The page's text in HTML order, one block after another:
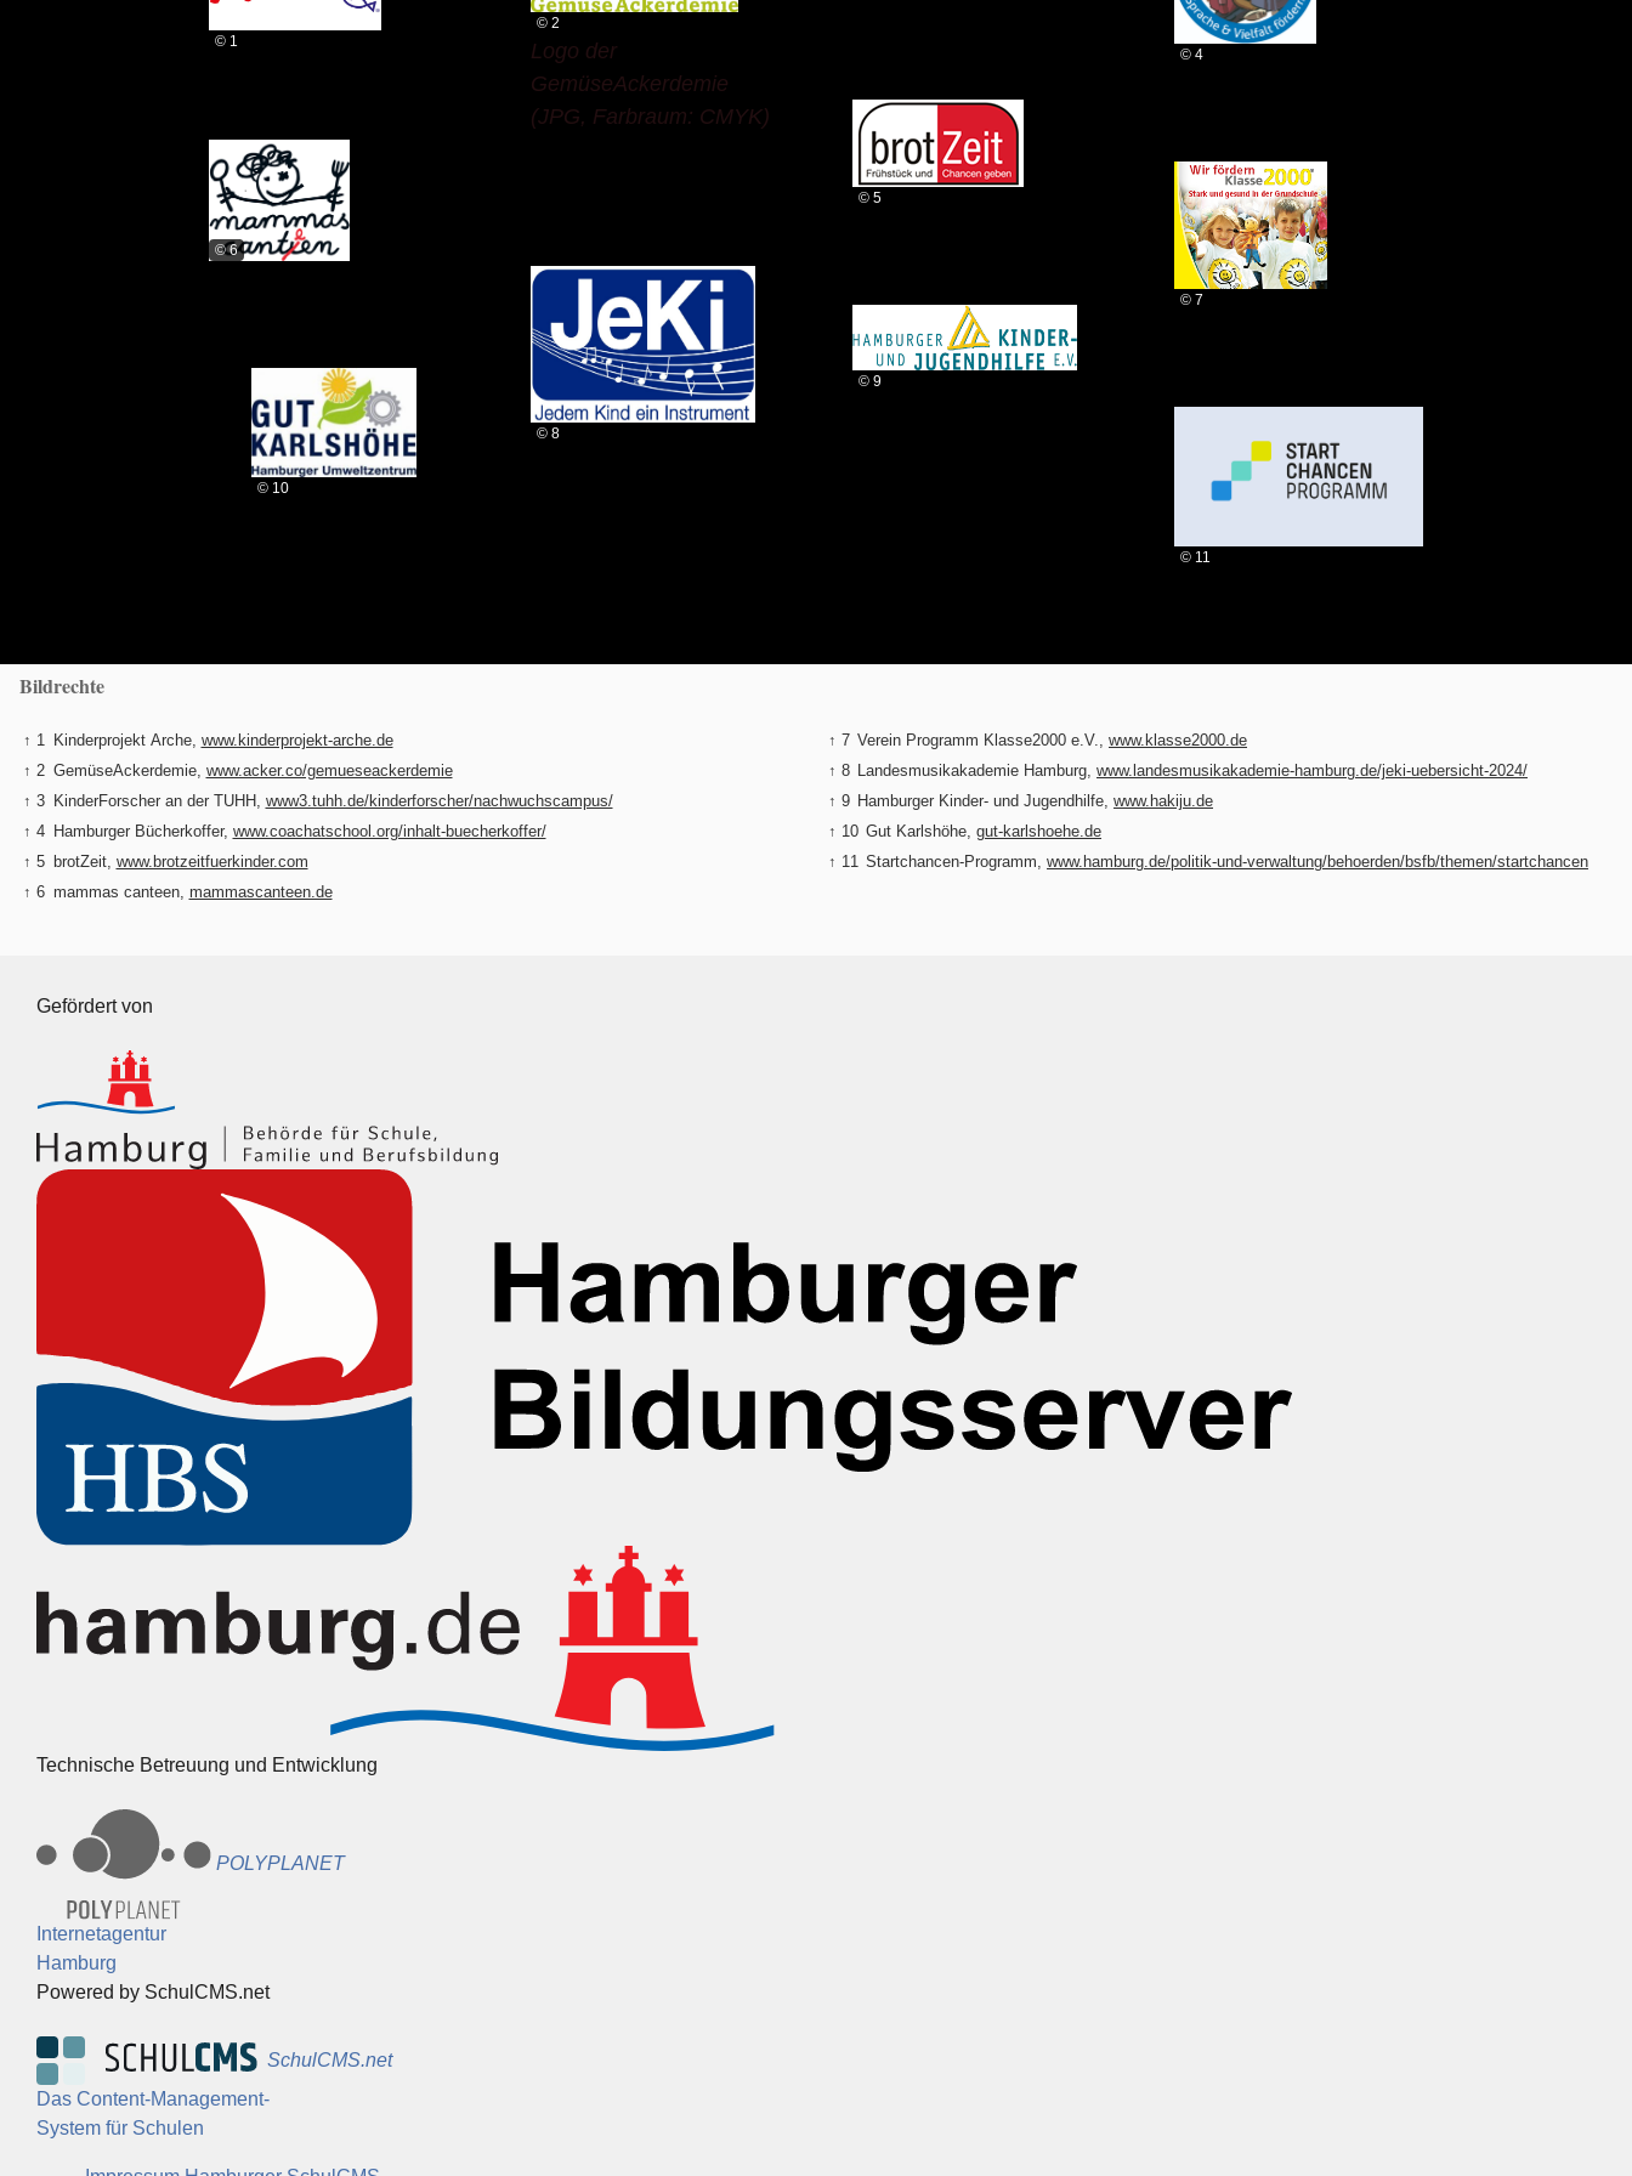
© 1
© 2
Logo der
GemüseAckerdemie
(JPG, Farbraum: CMYK)
© 4
© 5
© 6
© 7
© 8
© 9
© 10
© 11
Bildrechte
↑ 1 Kinderprojekt Arche, www.kinderprojekt-arche.de
↑ 2 GemüseAckerdemie, www.acker.co/gemueseackerdemie
↑ 3 KinderForscher an der TUHH, www3.tuhh.de/kinderforscher/nachwuchscampus/
↑ 4 Hamburger Bücherkoffer, www.coachatschool.org/inhalt-buecherkoffer/
↑ 5 brotZeit, www.brotzeitfuerkinder.com
↑ 6 mammas canteen, mammascanteen.de
↑ 7 Verein Programm Klasse2000 e.V., www.klasse2000.de
↑ 8
Landesmusikakademie Hamburg, www.landesmusikakademie-hamburg.de/jeki-uebersicht-2024/
↑ 9 Hamburger Kinder- und Jugendhilfe, www.hakiju.de
↑ 10 Gut Karlshöhe, gut-karlshoehe.de
↑ 11 Startchancen-Programm, www.hamburg.de/politik-und-verwaltung/behoerden/bsfb/themen/startchancen
Gefördert von
Technische Betreuung und Entwicklung
POLYPLANET
Internetagentur
Hamburg
Powered by SchulCMS.net
SchulCMS.net
Das Content-Management-
System für Schulen